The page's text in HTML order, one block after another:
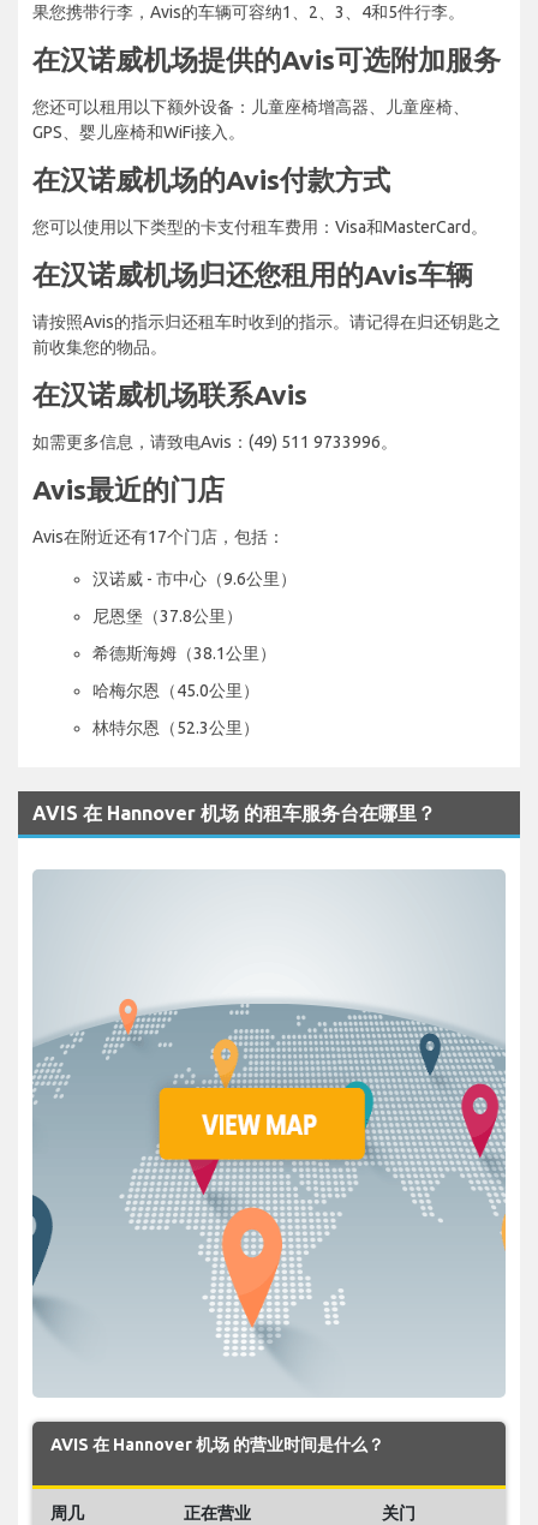
果您携带行李，Avis的车辆可容纳1、2、3、4和5件行李。
在汉诺威机场提供的Avis可选附加服务
您还可以租用以下额外设备：儿童座椅增高器、儿童座椅、
GPS、婴儿座椅和WiFi接入。
在汉诺威机场的Avis付款方式
您可以使用以下类型的卡支付租车费用：Visa和MasterCard。
在汉诺威机场归还您租用的Avis车辆
请按照Avis的指示归还租车时收到的指示。请记得在归还钥匙之
前收集您的物品。
在汉诺威机场联系Avis
如需更多信息，请致电Avis：(49) 511 9733996。
Avis最近的门店
Avis在附近还有17个门店，包括：
汉诺威 - 市中心（9.6公里）
尼恩堡（37.8公里）
希德斯海姆（38.1公里）
哈梅尔恩（45.0公里）
林特尔恩（52.3公里）
AVIS 在 Hannover 机场 的租车服务台在哪里？
AVIS 在 Hannover 机场 的营业时间是什么？
周几 正在营业 关门